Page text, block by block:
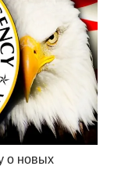
о новых